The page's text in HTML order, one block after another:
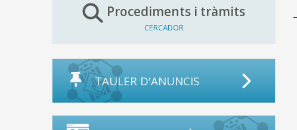
Procediments i tràmits
CERCADOR
TAULER D'ANUNCIS